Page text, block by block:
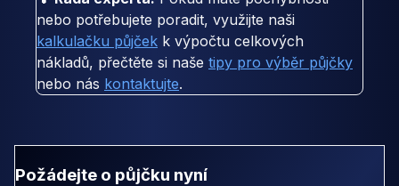
nebo potřebujete poradit, využijte naši
kalkulačku půjček k výpočtu celkových
nákladů, přečtěte si naše tipy pro výběr půjčky
nebo nás kontaktujte.
Požádejte o půjčku nyní